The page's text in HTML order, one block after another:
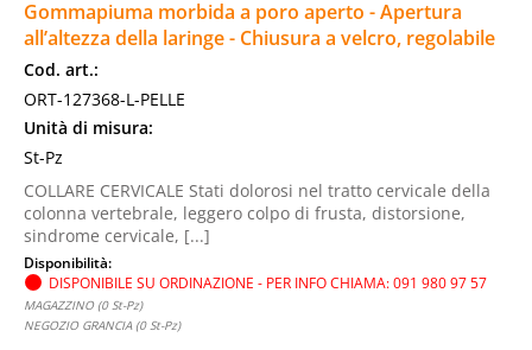
Gommapiuma morbida a poro aperto - Apertura
all’altezza della laringe - Chiusura a velcro, regolabile
Cod. art.:
ORT-127368-L-PELLE
Unità di misura:
St-Pz
COLLARE CERVICALE Stati dolorosi nel tratto cervicale della
colonna vertebrale, leggero colpo di frusta, distorsione,
sindrome cervicale, [...]
Disponibilità:
DISPONIBILE SU ORDINAZIONE - PER INFO CHIAMA: 091 980 97 57
MAGAZZINO (0 St-Pz)
NEGOZIO GRANCIA (0 St-Pz)